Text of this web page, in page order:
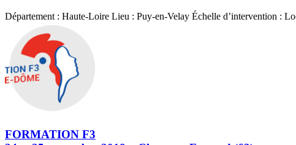
Département : Haute-Loire Lieu : Puy-en-Velay Échelle d’intervention :
FORMATION F3